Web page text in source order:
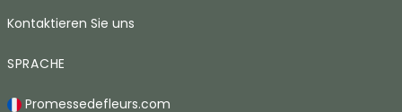
Kontaktieren Sie uns
SPRACHE
Promessedefleurs.com